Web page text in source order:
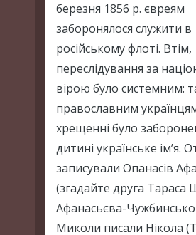
березня 1856 р. євреям
заборонялося служити в
російському флоті. Втім,
переслідування за
вірою було системним:
православним
хрещенні було
дитині українське ім’я.
записували Опанасів
(згадайте друга Тараса
Афанасьєва-
Миколи писали Нікола